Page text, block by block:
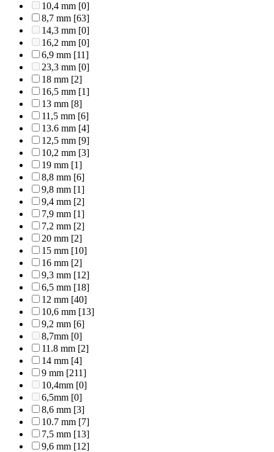
10,4 mm [0]
8,7 mm [63]
14,3 mm [0]
16,2 mm [0]
6,9 mm [11]
23,3 mm [0]
18 mm [2]
16,5 mm [1]
13 mm [8]
11,5 mm [6]
13.6 mm [4]
12,5 mm [9]
10,2 mm [3]
19 mm [1]
8,8 mm [6]
9,8 mm [1]
9,4 mm [2]
7,9 mm [1]
7,2 mm [2]
20 mm [2]
15 mm [10]
16 mm [2]
9,3 mm [12]
6,5 mm [18]
12 mm [40]
10,6 mm [13]
9,2 mm [6]
8,7mm [0]
11.8 mm [2]
14 mm [4]
9 mm [211]
10,4mm [0]
6,5mm [0]
8,6 mm [3]
10.7 mm [7]
7,5 mm [13]
9,6 mm [12]